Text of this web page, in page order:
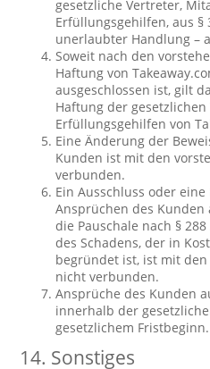
gesetzliche Vertreter,
Erfüllungsgehilfen, aus §
unerlaubter Handlung –
Soweit nach den
Haftung von
ausgeschlossen ist, gilt
Haftung der
Erfüllungsgehilfen von
Eine Änderung der
Kunden ist mit den
verbunden.
Ein Ausschluss oder
Ansprüchen des
die Pauschale nach §
des Schadens, der in
begründet ist, ist mit
nicht verbunden.
Ansprüche des Kunden
innerhalb der
gesetzlichem Fristbeginn.
14. Sonstiges